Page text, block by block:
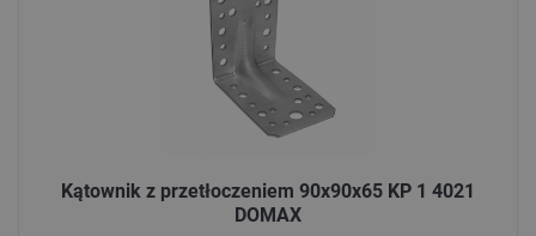
Kątownik z przetłoczeniem 90x90x65 KP 1 4021
DOMAX